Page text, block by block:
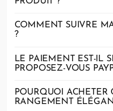
COMMENT SUIVRE
?
LE PAIEMENT EST-IL
PROPOSEZ-VOUS
POURQUOI ACHETER
RANGEMENT